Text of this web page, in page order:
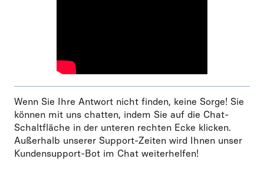
Wenn Sie Ihre Antwort nicht finden, keine Sorge! Sie
können mit uns chatten, indem Sie auf die Chat-
Schaltfläche in der unteren rechten Ecke klicken.
Außerhalb unserer Support-Zeiten wird Ihnen unser
Kundensupport-Bot im Chat weiterhelfen!